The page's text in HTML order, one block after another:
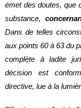
émet des doutes, que
substance,
Dans de telles
aux points 60 à 63 du
complète à ladite
décision est
directive, lue à la